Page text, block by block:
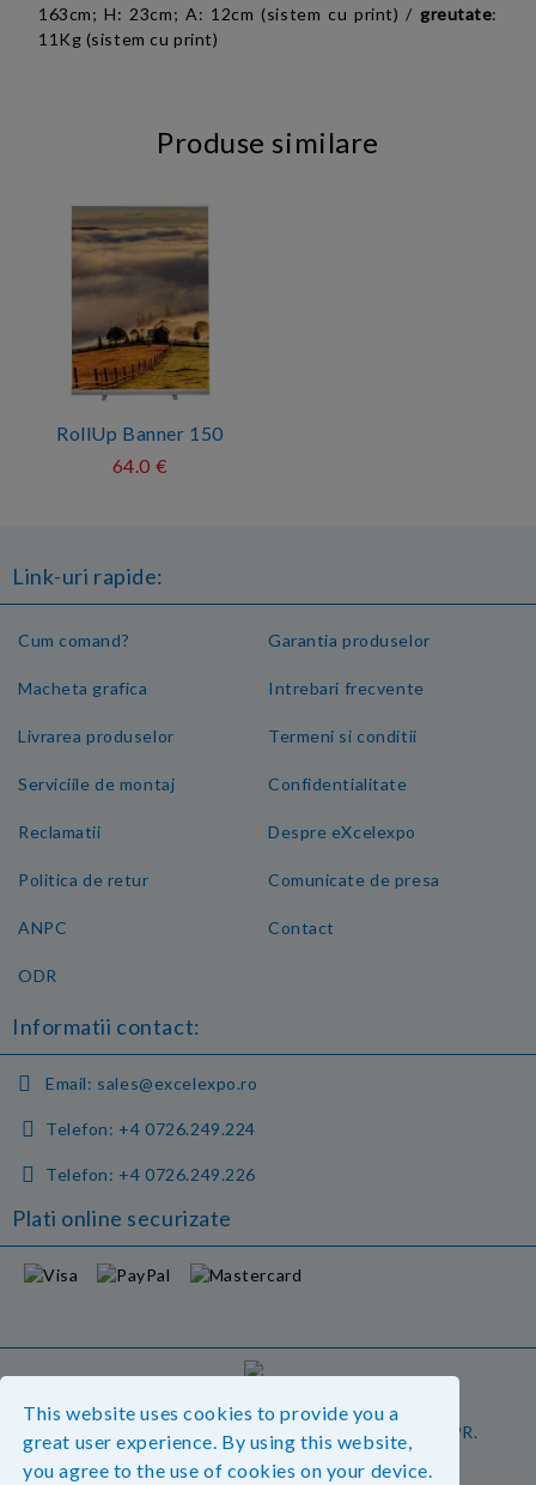
This website uses cookies to provide you a
great user experience. By using this website,
you agree to the use of cookies on your device.
163cm; H: 23cm; A: 12cm (sistem cu print) / greutate:
11Kg (sistem cu print)
Produse similare
RollUp Banner 150
64.0 €
Link-uri rapide:
Cum comand?
Macheta grafica
Livrarea produselor
Serviciile de montaj
Garantia produselor
Intrebari frecvente
Termeni si conditii
Confidentialitate
Reclamatii
Politica de retur
ANPC
ODR
Despre eXcelexpo
Comunicate de presa
Contact
Informatii contact:
Email: sales@excelexpo.ro
Telefon: +4 0726.249.224
Telefon: +4 0726.249.226
Plati online securizate
Magazinul nostru respecta 100% prevederile GDPR.
Vedeti detalii.